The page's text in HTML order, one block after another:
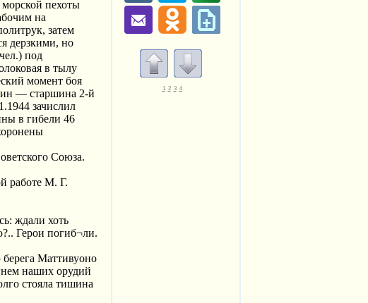
пехоты
на
затем
дерзкими, но
под
в тылу
момент боя
— старшина 2-й
зачислил
в гибели 46
Союза.
работе М. Г.
ждали хоть
Герои погиб¬ли.
Маттивуоно
наших орудий
стояла тишина
1 2 3 4